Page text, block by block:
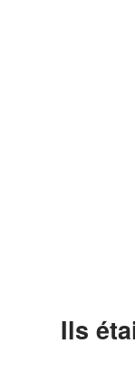
Ils